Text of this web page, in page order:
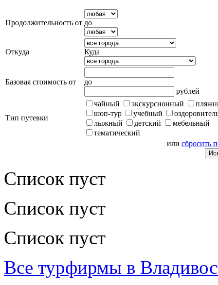
Продолжительность от до
Откуда Куда
Базовая стоимость от
до
рублей
Тип путевки
чайный экскурсионный
шоп-тур
учебный
лыжный
детский
мебельный
тематический
или сбросить
Список пуст
Список пуст
Список пуст
Все турфирмы в